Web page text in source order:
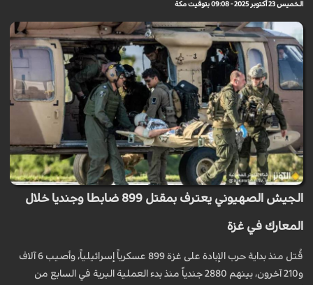
الخميس 23 أكتوبر 2025 - 09:08 بتوقيت مكة
الجيش الصهيوني يعترف بمقتل 899 ضابطا وجنديا خلال
المعارك في غزة
قُتل منذ بداية حرب الإبادة على غزة 899 عسكرياً إسرائيلياً، وأصيب 6 آلاف
و210 آخرون، بينهم 2880 جندياً منذ بدء العملية البرية في السابع من